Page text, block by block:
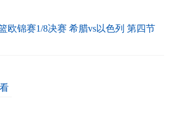
欧锦赛1/8决赛 希腊vs以色列 第四节